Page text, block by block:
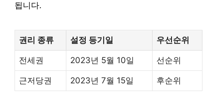
됩니다.
권리 종류 설정 등기일 우선순위
전세권 2023년 5월 10일 선순위
근저당권 2023년 7월 15일 후순위